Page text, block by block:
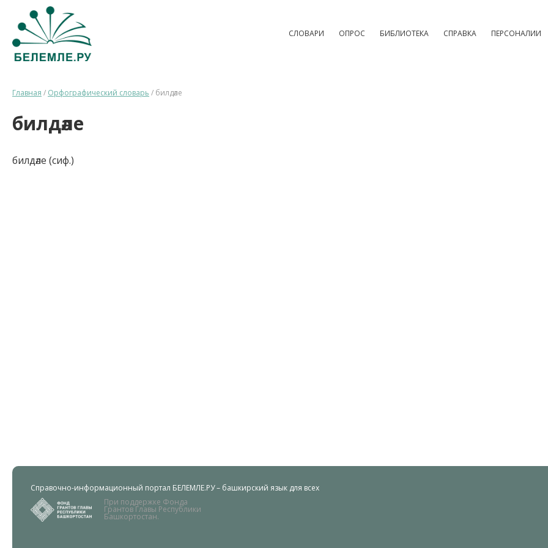
СЛОВАРИ ОПРОС БИБЛИОТЕКА СПРАВКА ПЕРСОНАЛИИ
Главная / Орфографический словарь / билдәле
билдәле
билдәле (сиф.)
Справочно-информационный портал БЕЛЕМЛЕ.РУ – башкирский язык для всех
При поддержке Фонда
Грантов Главы Республики
Башкортостан.